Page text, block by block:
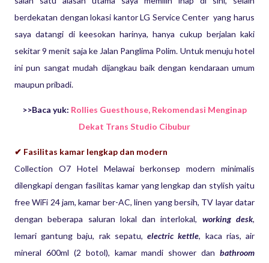
berdekatan dengan lokasi kantor LG Service Center yang harus
saya datangi di keesokan harinya, hanya cukup berjalan kaki
sekitar 9 menit saja ke Jalan Panglima Polim. Untuk menuju hotel
ini pun sangat mudah dijangkau baik dengan kendaraan umum
maupun pribadi.
>>Baca yuk: Rollies Guesthouse, Rekomendasi Menginap
Dekat Trans Studio Cibubur
✔ Fasilitas kamar lengkap dan modern
Collection O7 Hotel Melawai berkonsep modern minimalis
dilengkapi dengan fasilitas kamar yang lengkap dan stylish yaitu
free WiFi 24 jam, kamar ber-AC, linen yang bersih, TV layar datar
dengan beberapa saluran lokal dan interlokal, working desk,
lemari gantung baju, rak sepatu,electric kettle, kaca rias, air
mineral 600ml (2 botol), kamar mandi shower dan bathroom